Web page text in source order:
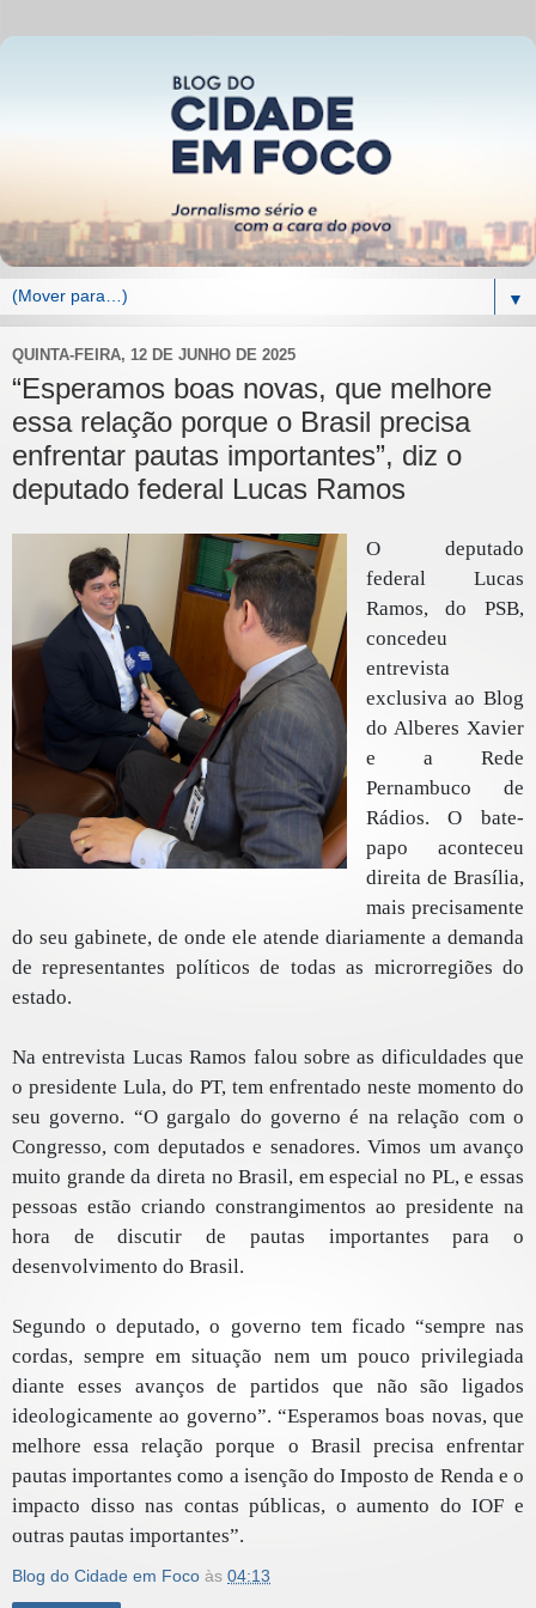
▼
QUINTA-FEIRA, 12 DE JUNHO DE 2025
“Esperamos boas novas, que melhore
essa relação porque o Brasil precisa
enfrentar pautas importantes”, diz o
deputado federal Lucas Ramos
O deputado
federal Lucas
Ramos, do PSB,
concedeu
entrevista
exclusiva ao Blog
do Alberes Xavier
e a Rede
Pernambuco de
Rádios. O bate-
papo aconteceu
direita de Brasília,
mais precisamente
do seu gabinete, de onde ele atende diariamente a demanda
de representantes políticos de todas as microrregiões do
estado.
Na entrevista Lucas Ramos falou sobre as dificuldades que
o presidente Lula, do PT, tem enfrentado neste momento do
seu governo. “O gargalo do governo é na relação com o
Congresso, com deputados e senadores. Vimos um avanço
muito grande da direta no Brasil, em especial no PL, e essas
pessoas estão criando constrangimentos ao presidente na
hora de discutir de pautas importantes para o
desenvolvimento do Brasil.
Segundo o deputado, o governo tem ficado “sempre nas
cordas, sempre em situação nem um pouco privilegiada
diante esses avanços de partidos que não são ligados
ideologicamente ao governo”. “Esperamos boas novas, que
melhore essa relação porque o Brasil precisa enfrentar
pautas importantes como a isenção do Imposto de Renda e o
impacto disso nas contas públicas, o aumento do IOF e
outras pautas importantes”.
Blog do Cidade em Foco às 04:13